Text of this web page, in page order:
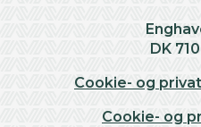
DK
Cookie- og
Cookie- og